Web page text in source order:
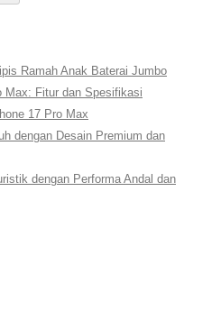
Ramah Anak Baterai Jumbo
Max: Fitur dan Spesifikasi
17 Pro Max
dengan Desain Premium dan
dengan Performa Andal dan